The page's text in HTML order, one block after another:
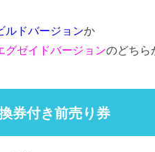
ルドバージョンか
グゼイドバージョンのどちら
券付き前売り券